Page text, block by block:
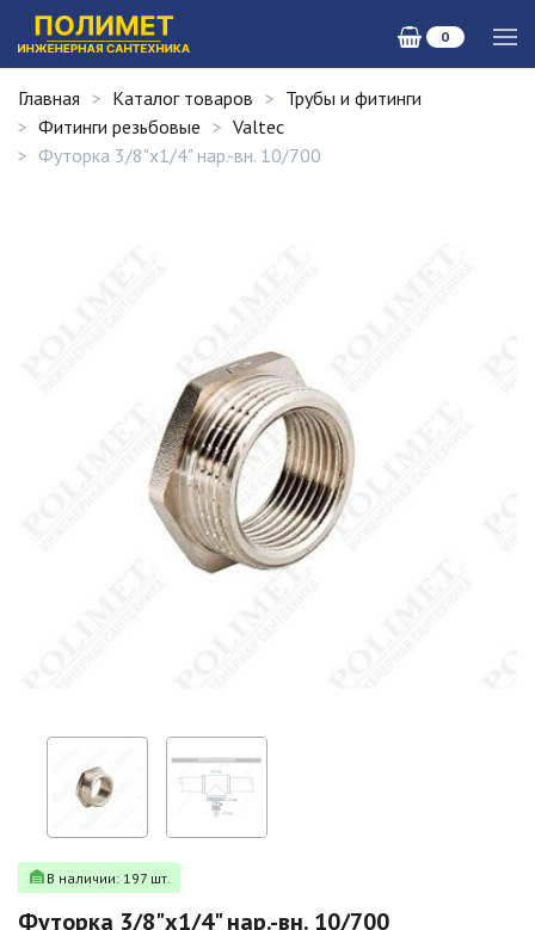
0
Главная Каталог товаров
Трубы и фитинги
Фитинги резьбовые
Valtec
Футорка 3/8"х1/4" нар.-вн. 10/700
В наличии: 197 шт.
Футорка 3/8"х1/4" нар.-вн. 10/700